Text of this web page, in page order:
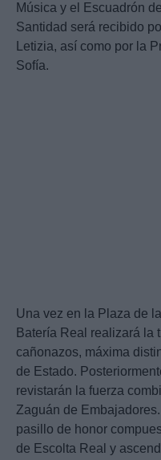
Música y el Escuadrón
Santidad será recibido
Letizia, así como por la
Sofía.
Una vez en la Plaza de
Batería Real realizará la
cañonazos, máxima
de Estado.
revistarán la fuerza
Zaguán de
pasillo de honor
de Escolta Real y